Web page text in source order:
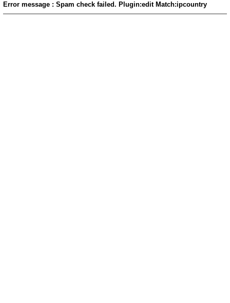
Error message : Spam check failed. Plugin:edit Match:ipcountry